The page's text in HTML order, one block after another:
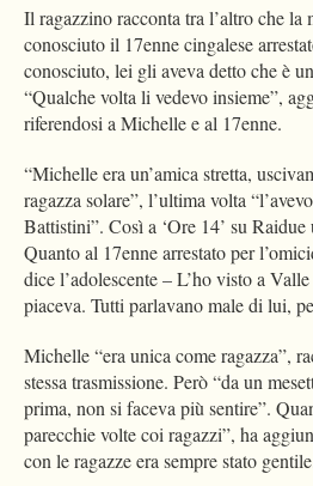
Il ragazzino racconta tra l’altro che la
conosciuto il 17enne cingalese
conosciuto, lei gli aveva detto che è
“Qualche volta li vedevo insieme”,
riferendosi a Michelle e al 17enne.
“Michelle era un’amica stretta,
ragazza solare”, l’ultima volta
Battistini”. Così a ‘Ore 14’ su
Quanto al 17enne arrestato per
dice l’adolescente – L’ho visto a
piaceva. Tutti parlavano male di lui,
Michelle “era unica come ragazza”,
stessa trasmissione. Però “da un
prima, non si faceva più sentire”.
parecchie volte coi ragazzi”, ha
con le ragazze era sempre stato